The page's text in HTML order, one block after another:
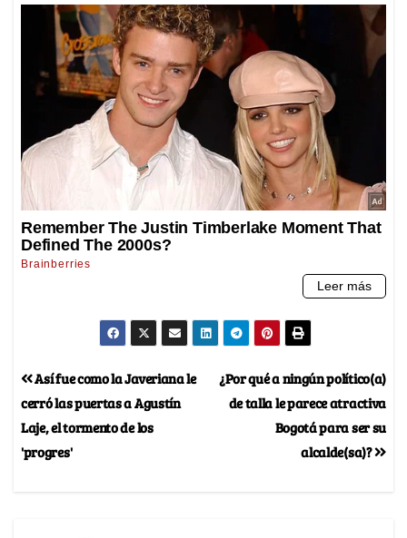
¿Por qué a ningún político(a)
de talla le parece atractiva
Bogotá para ser su
alcalde(sa)?
Así fue como la Javeriana le
cerró las puertas a Agustín
Laje, el tormento de los
'progres'